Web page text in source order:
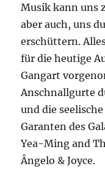
Musik kann uns
aber auch, uns
erschüttern.
für die heutige
Gangart
Anschnallgurte
und die
Garanten des
Yea-Ming and
Ângelo & Joyce.